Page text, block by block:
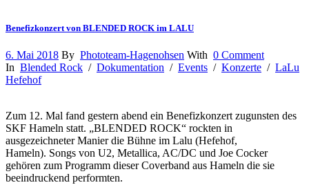
Benefizkonzert von BLENDED ROCK im LALU
6. Mai 2018 By Phototeam-Hagenohsen With 0 Comment
In Blended Rock / Dokumentation / Events / Konzerte / LaLu
Hefehof
Zum 12. Mal fand gestern abend ein Benefizkonzert zugunsten des
SKF Hameln statt. „BLENDED ROCK“ rockten in
ausgezeichneter Manier die Bühne im Lalu (Hefehof,
Hameln). Songs von U2, Metallica, AC/DC und Joe Cocker
gehören zum Programm dieser Coverband aus Hameln die sie
beeindruckend performten.